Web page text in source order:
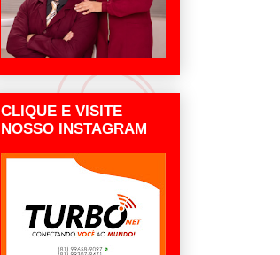
CLIQUE E VISITE
NOSSO INSTAGRAM